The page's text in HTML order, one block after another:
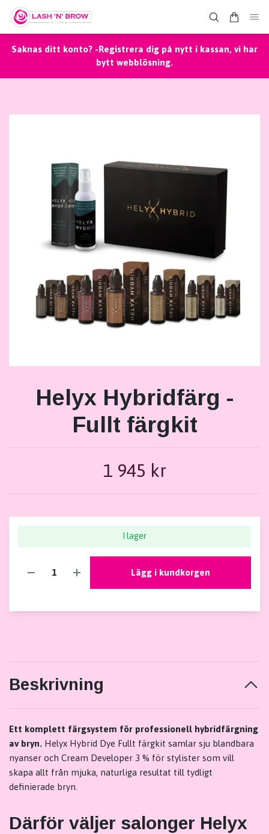
Saknas ditt konto? -Registrera dig på nytt i kassan, vi har
bytt webblösning.
Helyx Hybridfärg -
Fullt färgkit
1 945 kr
I lager
Lägg i kundkorgen
Beskrivning
Ett komplett färgsystem för professionell hybridfärgning
av bryn. Helyx Hybrid Dye Fullt färgkit samlar sju blandbara
nyanser och Cream Developer 3 % för stylister som vill
skapa allt från mjuka, naturliga resultat till tydligt
definierade bryn.
Därför väljer salonger Helyx